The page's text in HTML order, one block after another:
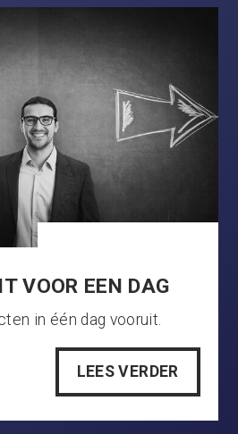
VOOR EEN DAG
in één dag vooruit.
LEES VERDER